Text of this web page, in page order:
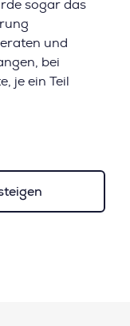
sogar das
und
bei
je ein Teil